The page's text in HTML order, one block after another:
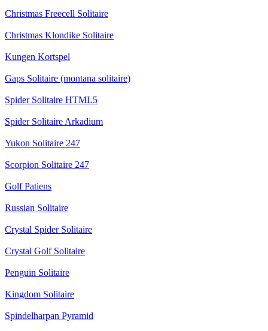
Christmas Freecell Solitaire
Christmas Klondike Solitaire
Kungen Kortspel
Gaps Solitaire (montana solitaire)
Spider Solitaire HTML5
Spider Solitaire Arkadium
Yukon Solitaire 247
Scorpion Solitaire 247
Golf Patiens
Russian Solitaire
Crystal Spider Solitaire
Crystal Golf Solitaire
Penguin Solitaire
Kingdom Solitaire
Spindelharpan Pyramid